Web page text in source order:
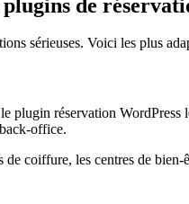
de
sérieuses. Voici les plus
plugin réservation
office.
de coiffure, les centres de bien-